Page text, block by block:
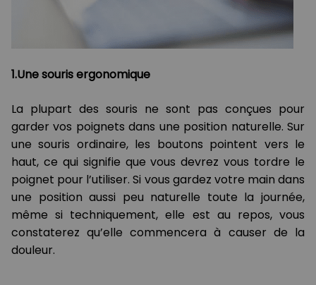
1.Une souris ergonomique
La plupart des souris ne sont pas conçues pour
garder vos poignets dans une position naturelle. Sur
une souris ordinaire, les boutons pointent vers le
haut, ce qui signifie que vous devrez vous tordre le
poignet pour l’utiliser. Si vous gardez votre main dans
une position aussi peu naturelle toute la journée,
même si techniquement, elle est au repos, vous
constaterez qu’elle commencera à causer de la
douleur.